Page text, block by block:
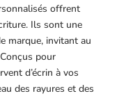
offrent
Ils sont une
marque, invitant au
pour
d’écrin à vos
des rayures et des